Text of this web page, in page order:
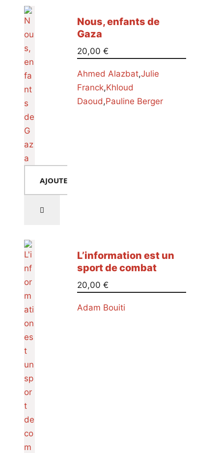
AJOUTER AU PANIER
Nous, enfants de
Gaza
20,00 €
Ahmed Alazbat,Julie
Franck,Khloud
Daoud,Pauline Berger
L’information est un
sport de combat
20,00 €
Adam Bouiti